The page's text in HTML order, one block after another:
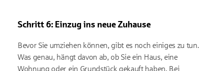
Schritt 6: Einzug ins neue Zuhause
Bevor Sie umziehen können, gibt es noch einiges zu tun.
Was genau, hängt davon ab, ob Sie ein Haus, eine
Wohnung oder ein Grundstück gekauft haben. Bei